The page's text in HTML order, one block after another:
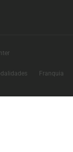
Franquia